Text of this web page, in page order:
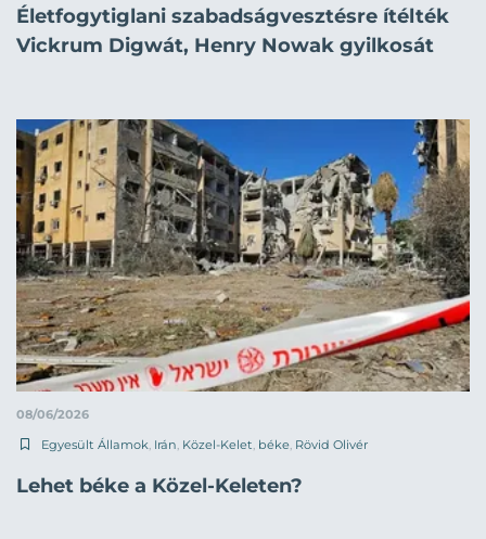
Életfogytiglani szabadságvesztésre ítélték
Vickrum Digwát, Henry Nowak gyilkosát
08/06/2026
Egyesült Államok, Irán, Közel-Kelet, béke, Rövid Olivér
Lehet béke a Közel-Keleten?